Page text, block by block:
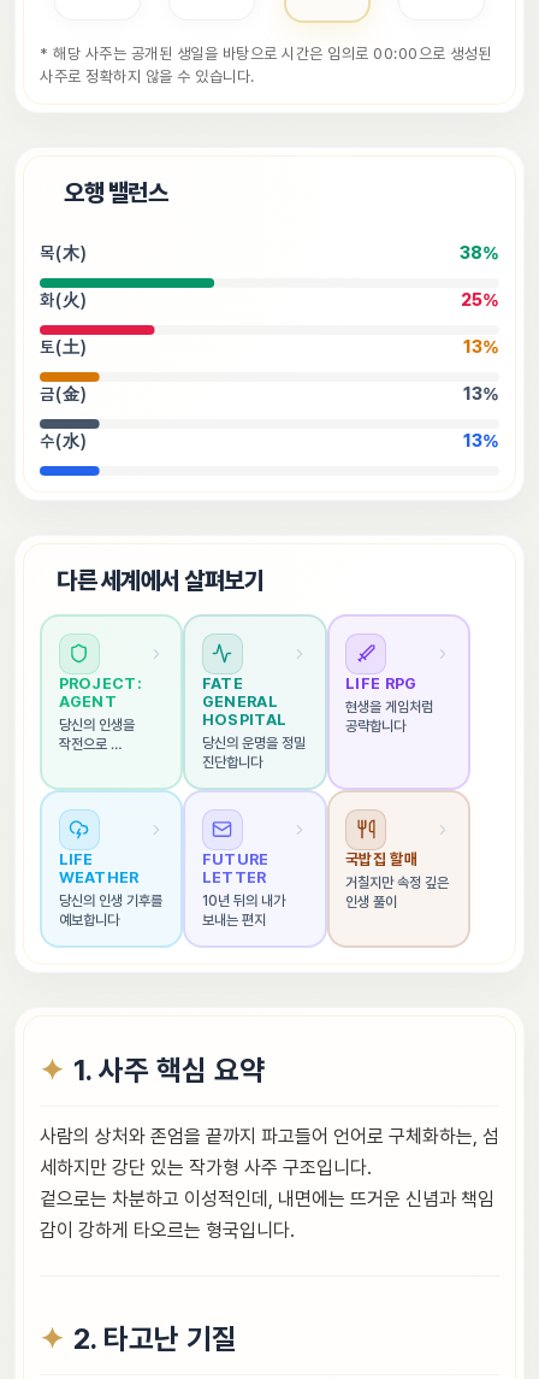
* 해당 사주는 공개된 생일을 바탕으로 시간은 임의로 00:00으로 생성된
사주로 정확하지 않을 수 있습니다.
오행 밸런스
목(木) 38%
화(火) 25%
토(土) 13%
금(金) 13%
수(水) 13%
다른 세계에서 살펴보기
PROJECT:
AGENT
당신의 인생을
작전으로
FATE
GENERAL
HOSPITAL
당신의 운명을 정밀
진단합니다
LIFE RPG
현생을 게임처럼
공략합니다
LIFE
WEATHER
당신의 인생 기후를
예보합니다
FUTURE
LETTER
10년 뒤의 내가
보내는 편지
국밥집 할매
거칠지만 속정 깊은
인생 풀이
1. 사주 핵심 요약
사람의 상처와 존엄을 끝까지 파고들어 언어로 구체화하는, 섬
세하지만 강단 있는 작가형 사주 구조입니다.
겉으로는 차분하고 이성적인데, 내면에는 뜨거운 신념과 책임
감이 강하게 타오르는 형국입니다.
2. 타고난 기질